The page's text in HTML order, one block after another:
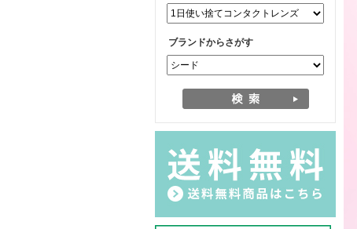
ブランドからさがす